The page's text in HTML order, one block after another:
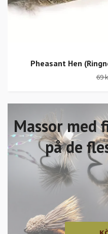
Massor med
på de
Pheasant Hen
69